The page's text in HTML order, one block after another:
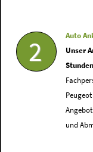
2
Auto
Unser
Stunden
und